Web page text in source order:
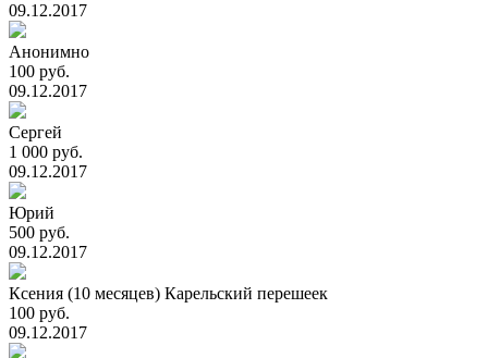
09.12.2017
Анонимно
100 руб.
09.12.2017
Сергей
1 000 руб.
09.12.2017
Юрий
500 руб.
09.12.2017
Ксения (10 месяцев) Карельский перешеек
100 руб.
09.12.2017